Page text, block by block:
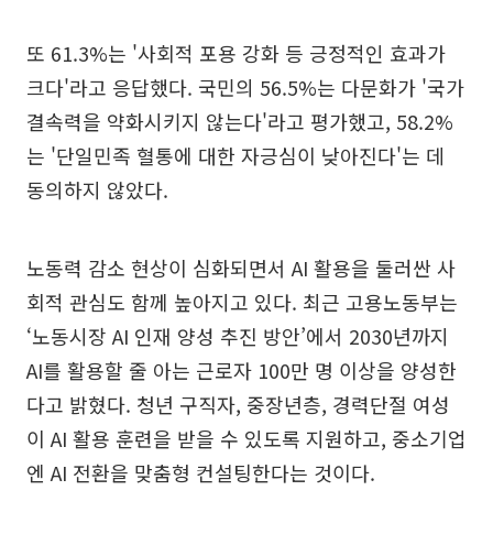
또 61.3%는 '사회적 포용 강화 등 긍정적인 효과가
크다'라고 응답했다. 국민의 56.5%는 다문화가 '국가
결속력을 약화시키지 않는다'라고 평가했고, 58.2%
는 '단일민족 혈통에 대한 자긍심이 낮아진다'는 데
동의하지 않았다.
노동력 감소 현상이 심화되면서 AI 활용을 둘러싼 사
회적 관심도 함께 높아지고 있다. 최근 고용노동부는
‘노동시장 AI 인재 양성 추진 방안’에서 2030년까지
AI를 활용할 줄 아는 근로자 100만 명 이상을 양성한
다고 밝혔다. 청년 구직자, 중장년층, 경력단절 여성
이 AI 활용 훈련을 받을 수 있도록 지원하고, 중소기업
엔 AI 전환을 맞춤형 컨설팅한다는 것이다.